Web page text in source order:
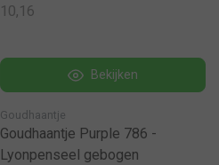
10,16
Bekijken
Goudhaantje
Goudhaantje Purple 786 -
Lyonpenseel gebogen